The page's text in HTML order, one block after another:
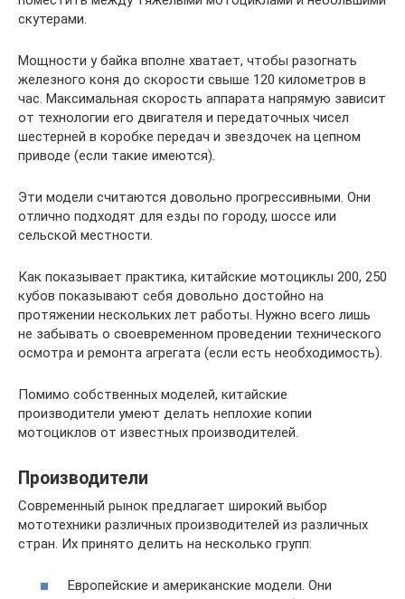
скутерами.
Мощности у байка вполне хватает, чтобы разогнать
железного коня до скорости свыше 120 километров в
час. Максимальная скорость аппарата напрямую зависит
от технологии его двигателя и передаточных чисел
шестерней в коробке передач и звездочек на цепном
приводе (если такие имеются).
Эти модели считаются довольно прогрессивными. Они
отлично подходят для езды по городу, шоссе или
сельской местности.
Как показывает практика, китайские мотоциклы 200, 250
кубов показывают себя довольно достойно на
протяжении нескольких лет работы. Нужно всего лишь
не забывать о своевременном проведении технического
осмотра и ремонта агрегата (если есть необходимость).
Помимо собственных моделей, китайские
производители умеют делать неплохие копии
мотоциклов от известных производителей.
Производители
Современный рынок предлагает широкий выбор
мототехники различных производителей из различных
стран. Их принято делить на несколько групп:
Европейские и американские модели. Они